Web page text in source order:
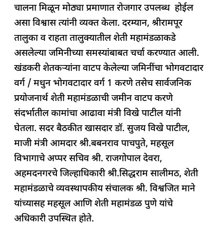
चालना मिळून मोठ्या प्रमाणात रोजगार उपलब्ध होईल
असा विश्वास त्यांनी व्यक्त केला. दरम्यान, श्रीरामपूर
तालुका व राहता तालुक्यातील शेती महामंडळाकडे
असलेल्या जमिनीच्या समस्यांबाबत चर्चा करण्यात आली.
खंडकरी शेतकऱ्यांना वाटप केलेल्या जमिनींचा भोगवटादार
वर्ग / मधुन भोगवटादार वर्ग 1 करणे तसेच सार्वजनिक
प्रयोजनार्थ शेती महामंडळाची जमीन वाटप करणे
संदर्भातील कामांचा आढावा मंत्री विखे पाटील यांनी
घेतला. सदर बैठकीत खासदार डॉ. सुजय विखे पाटील,
माजी मंत्री आमदार श्री.बबनराव पाचपुते, महसूल
विभागाचे अप्पर सचिव श्री. राजगोपाल देवरा,
अहमदनगरचे जिल्हाधिकारी श्री.सिद्धराम सालीमठ, शेती
महामंडळाचे व्यवस्थापकीय संचालक श्री. विश्वजित माने
यांच्यासह महसूल आणि शेती महामंडळ पुणे यांचे
अधिकारी उपस्थित होते.